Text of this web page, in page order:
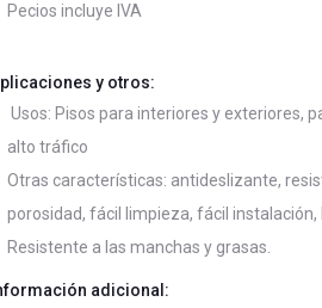
Pecios incluye IVA
y otros:
 Usos: Pisos para interiores y exteriores,
alto tráfico
Otras características: antideslizante,
porosidad, fácil limpieza, fácil
Resistente a las manchas y grasas.
adicional: